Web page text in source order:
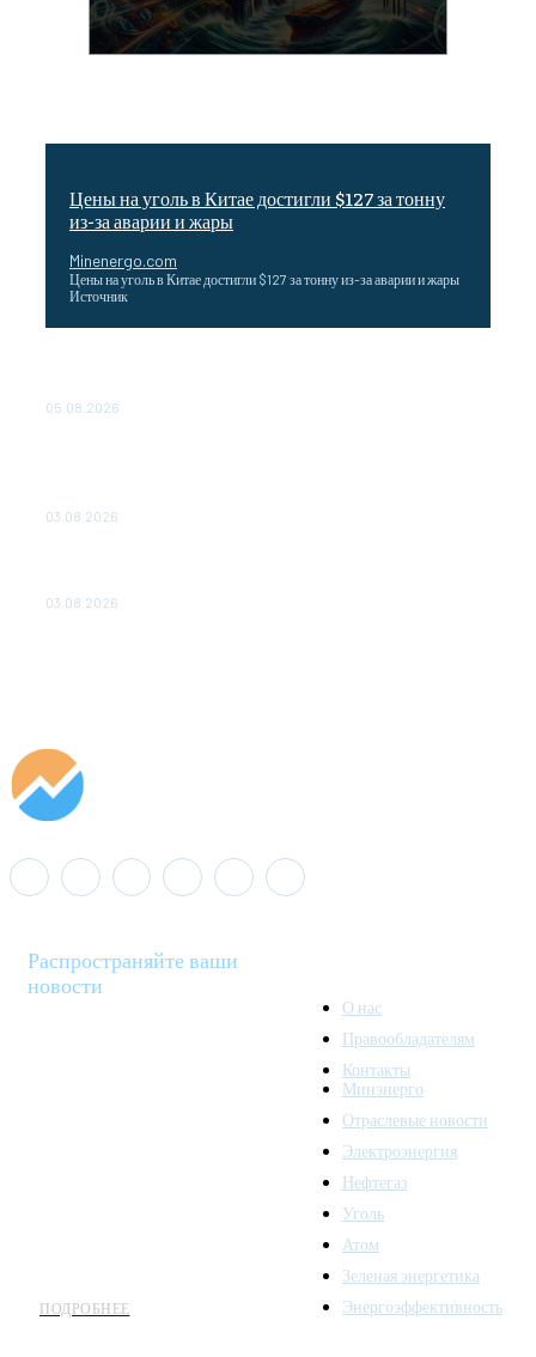
Цены на уголь в Китае достигли $127 за тонну
из-за аварии и жары
Minenergo.com
Цены на уголь в Китае достигли $127 за тонну из-за аварии и жары
Источник
05.08.2026
03.08.2026
03.08.2026
Распространяйте ваши
новости
ПОДРОБНЕЕ
О нас
Правообладателям
Контакты
Минэнерго
Отраслевые новости
Электроэнергия
Нефтегаз
Уголь
Атом
Зеленая энергетика
Энергоэффективность